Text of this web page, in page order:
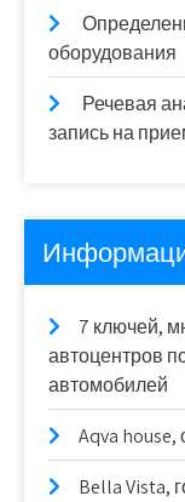
оборудования
Речевая
запись на
7 ключей,
автоцентров
автомобилей
Aqva
Bella Vista,